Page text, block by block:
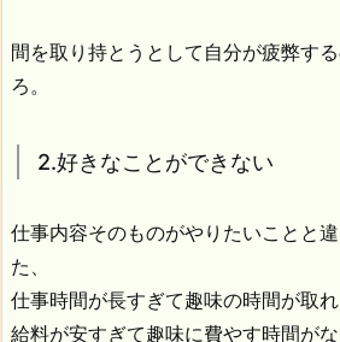
間を取り持とうとして自分が疲弊す
ろ。
2.好きなことができない
仕事内容そのものがやりたいことと
た、
仕事時間が長すぎて趣味の時間が取れ
給料が安すぎて趣味に費やす時間がな